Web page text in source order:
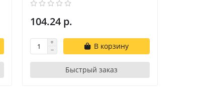
104.24 р.
В корзину
Быстрый заказ